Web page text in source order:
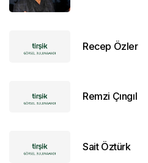
Recep Özler
Remzi Çıngıl
Sait Öztürk